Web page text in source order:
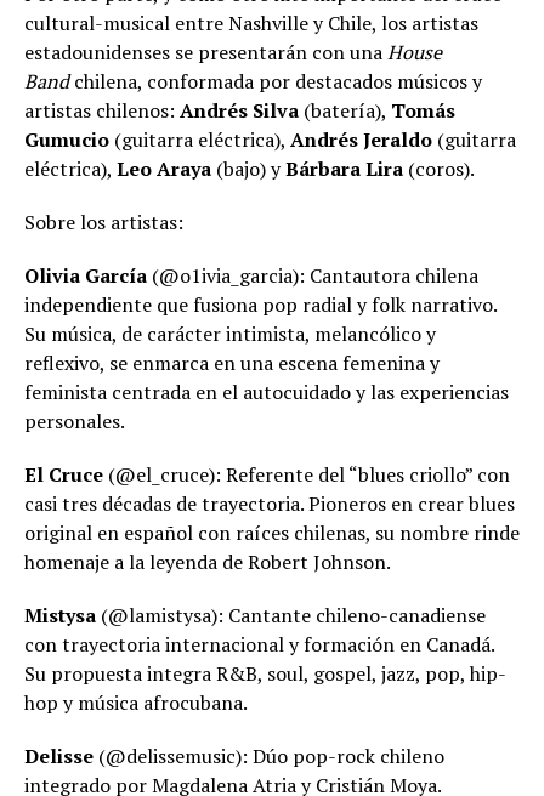
cultural-musical entre Nashville y Chile, los artistas
estadounidenses se presentarán con unaHouse
Bandchilena, conformada por destacados músicos y
artistas chilenos: Andrés Silva (batería), Tomás
Gumucio (guitarra eléctrica), Andrés Jeraldo (guitarra
eléctrica), Leo Araya (bajo) yBárbara Lira (coros).
Sobre los artistas:
Olivia García (@o1ivia_garcia): Cantautora chilena
independiente que fusiona pop radial y folk narrativo.
Su música, de carácter intimista, melancólico y
reflexivo, se enmarca en una escena femenina y
feminista centrada en el autocuidado y las experiencias
personales.
El Cruce (@el_cruce): Referente del “blues criollo” con
casi tres décadas de trayectoria. Pioneros en crear blues
original en español con raíces chilenas, su nombre rinde
homenaje a la leyenda de Robert Johnson.
Mistysa (@lamistysa): Cantante chileno-canadiense
con trayectoria internacional y formación en Canadá.
Su propuesta integra R&B, soul, gospel, jazz, pop, hip-
hop y música afrocubana.
Delisse (@delissemusic): Dúo pop-rock chileno
integrado por Magdalena Atria y Cristián Moya.